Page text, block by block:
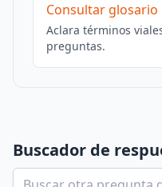
Consultar glosario
Aclara términos
preguntas.
Buscador de